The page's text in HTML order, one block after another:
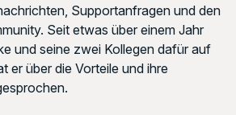
Supportanfragen und den
Seit etwas über einem Jahr
und seine zwei Kollegen dafür auf
er über die Vorteile und ihre